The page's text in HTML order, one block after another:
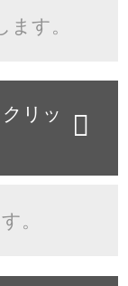
す。
リッ
。